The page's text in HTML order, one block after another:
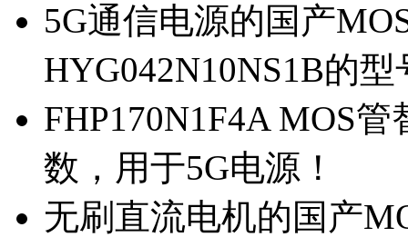
5G通信电源的国产
HYG042N10NS1B的
FHP170N1F4A MOS
数，用于5G电源！
无刷直流电机的国产